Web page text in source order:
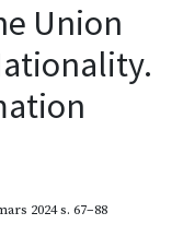
Union
2024s. 67–88